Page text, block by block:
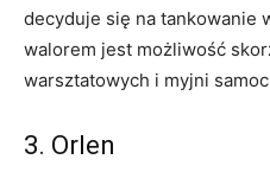
decyduje się na tankowanie
walorem jest możliwość
warsztatowych i myjni
3. Orlen